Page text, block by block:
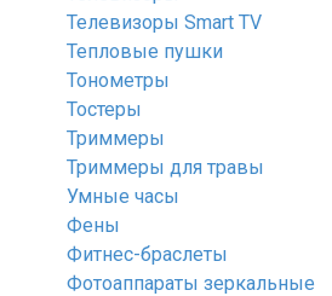
Телевизоры Smart TV
Тепловые пушки
Тонометры
Тостеры
Триммеры
Триммеры для травы
Умные часы
Фены
Фитнес-браслеты
Фотоаппараты зеркальные